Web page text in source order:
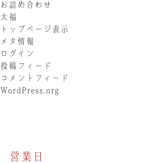
お詰め合わせ
大福
トップページ表示
メタ情報
ログイン
投稿フィード
コメントフィード
WordPress.org
営業日